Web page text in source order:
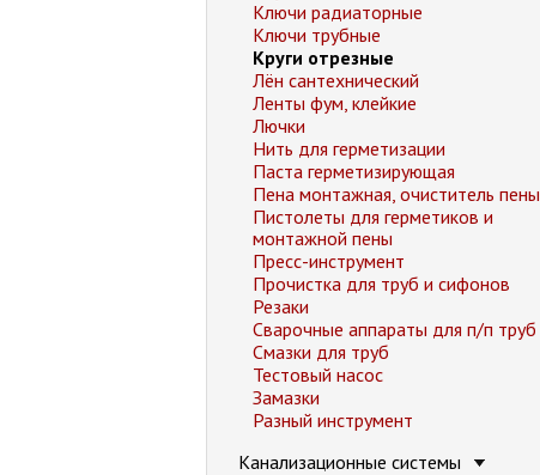
Ключи радиаторные
Ключи трубные
Круги отрезные
Лён сантехнический
Ленты фум, клейкие
Лючки
Нить для герметизации
Паста герметизирующая
Пена монтажная, очиститель пены
Пистолеты для герметиков и
монтажной пены
Пресс-инструмент
Прочистка для труб и сифонов
Резаки
Сварочные аппараты для п/п труб
Смазки для труб
Тестовый насос
Замазки
Разный инструмент
Канализационные системы